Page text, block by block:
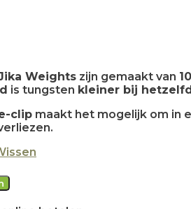
Weights zijn gemaakt van
is tungsten kleiner bij
clip maakt het mogelijk om in